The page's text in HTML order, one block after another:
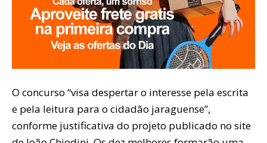
O concurso “visa despertar o interesse pela escrita
e pela leitura para o cidadão jaraguense”,
conforme justificativa do projeto publicado no site